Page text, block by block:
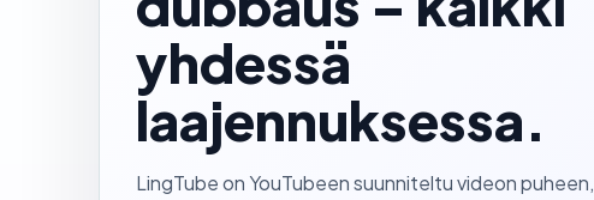
yhdessä
laajennuksessa.
LingTube on YouTubeen suunniteltu videon puheen,